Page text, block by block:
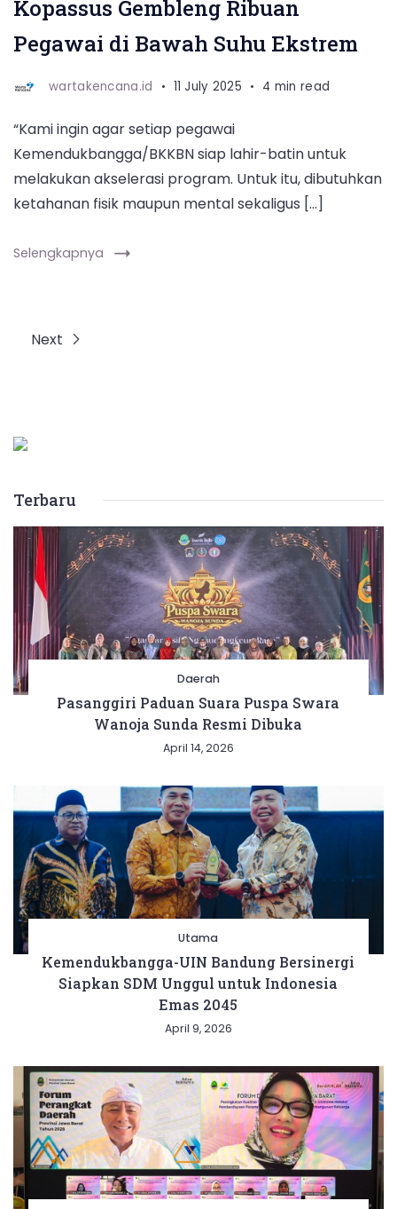
Kabupaten
Bandung,
pada
(11/7/2025)
Kopassus Gembleng Ribuan
Pegawai di Bawah Suhu Ekstrem
wartakencana.id 11 July 2025 4 min read
“Kami ingin agar setiap pegawai
Kemendukbangga/BKKBN siap lahir-batin untuk
melakukan akselerasi program. Untuk itu, dibutuhkan
ketahanan fisik maupun mental sekaligus […]
Selengkapnya
Next
Terbaru
Daerah
Pasanggiri Paduan Suara Puspa Swara
Wanoja Sunda Resmi Dibuka
April 14, 2026
Utama
Kemendukbangga-UIN Bandung Bersinergi
Siapkan SDM Unggul untuk Indonesia
Emas 2045
April 9, 2026